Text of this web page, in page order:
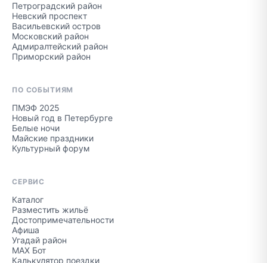
Петроградский район
Невский проспект
Васильевский остров
Московский район
Адмиралтейский район
Приморский район
ПО СОБЫТИЯМ
ПМЭФ 2025
Новый год в Петербурге
Белые ночи
Майские праздники
Культурный форум
СЕРВИС
Каталог
Разместить жильё
Достопримечательности
Афиша
Угадай район
MAX Бот
Калькулятор поездки